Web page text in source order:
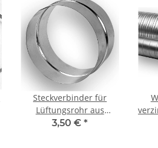
Steckverbinder für
Lüftungsrohr aus
verzinktem Stahlblech
3,50 € *